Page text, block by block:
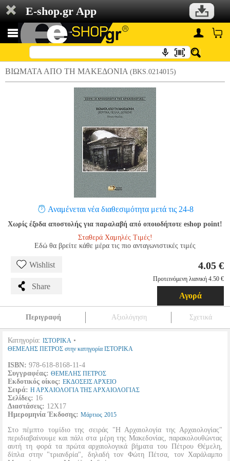
E-shop.gr App
ΒΙΩΜΑΤΑ ΑΠΟ ΤΗ ΜΑΚΕΔΟΝΙΑ (BKS.0214015)
Αναμένεται νέα διαθεσιμότητα μετά τις 24-8
Χωρίς έξοδα αποστολής για παραλαβή από οποιοδήποτε eshop point!
Σταθερά Χαμηλές Τιμές!
Εδώ θα βρείτε κάθε μέρα τις πιο ανταγωνιστικές τιμές
Wishlist
Share
4.05 €
Προτεινόμενη λιανική 4.50 €
Αγορά
Περιγραφή Αξιολόγηση Σχετικά
Κατηγορία: ΙΣΤΟΡΙΚΑ •
ΘΕΜΕΛΗΣ ΠΕΤΡΟΣ στην κατηγορία ΙΣΤΟΡΙΚΑ
ISBN: 978-618-8168-11-4
Συγγραφέας: ΘΕΜΕΛΗΣ ΠΕΤΡΟΣ
Εκδοτικός οίκος: ΕΚΔΟΣΕΙΣ ΑΡΧΕΙΟ
Σειρά: Η ΑΡΧΑΙΟΛΟΓΙΑ ΤΗΣ ΑΡΧΑΙΟΛΟΓΙΑΣ
Σελίδες: 16
Διαστάσεις: 12Χ17
Ημερομηνία Έκδοσης: Μάρτιος 2015
Στο πέμπτο τομίδιο της σειράς "Η Αρχαιολογία της Αρχαιολογίας"
περιδιαβαίνουμε και πάλι στα μέρη της Μακεδονίας, παρακολουθώντας
αυτή τη φορά τα πρώτα αρχαιολογικά βήματα του Πέτρου Θέμελη,
δίπλα στην "τριανδρία", δηλαδή τον Φώτη Πέτσα, τον Χαράλαμπο